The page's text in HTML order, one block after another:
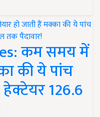
कम समय में
की ये पांच
हेक्टेयर 126.6